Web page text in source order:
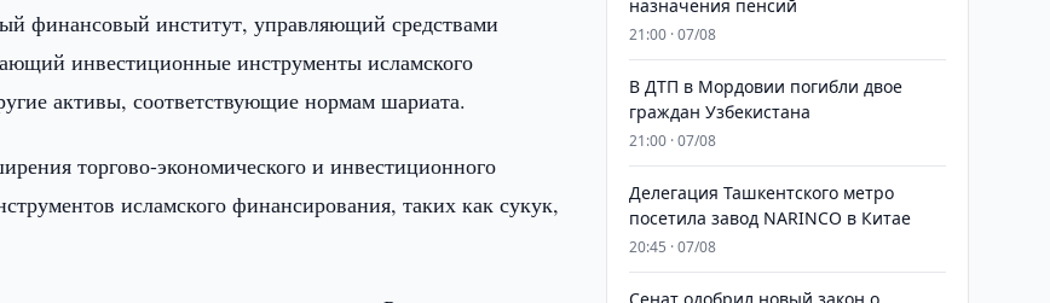
финансовый институт, управляющий средствами
инвестиционные инструменты исламского
активы, соответствующие нормам шариата.
торгово-экономического и инвестиционного
исламского финансирования, таких как сукук,
назначения пенсий
21:00 · 07/08
В ДТП в Мордовии погибли двое
граждан Узбекистана
21:00 · 07/08
Делегация Ташкентского метро
посетила завод NARINCO в Китае
20:45 · 07/08